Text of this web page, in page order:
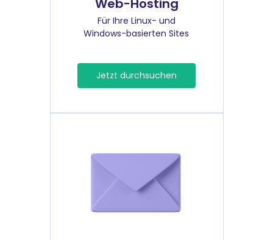
Web-Hosting
Für Ihre Linux- und
Windows-basierten Sites
Jetzt durchsuchen